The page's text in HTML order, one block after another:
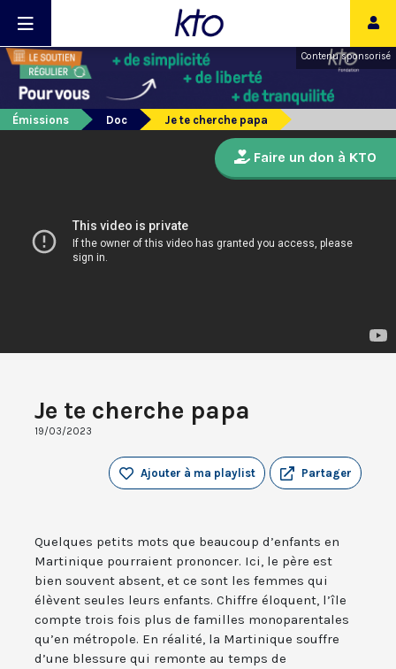
Contenu sponsorisé
Émissions Doc Je te cherche papa
Je te cherche papa
19/03/2023
Partager
Ajouter à ma playlist
Quelques petits mots que beaucoup d’enfants en
Martinique pourraient prononcer. Ici, le père est
bien souvent absent, et ce sont les femmes qui
élèvent seules leurs enfants. Chiffre éloquent, l’île
compte trois fois plus de familles monoparentales
qu’en métropole. En réalité, la Martinique souffre
d’une blessure qui remonte au temps de
Faire un don à KTO